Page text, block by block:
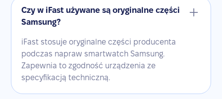
Czy w iFast używane są oryginalne części
Samsung?
iFast stosuje oryginalne części producenta
podczas napraw smartwatch Samsung.
Zapewnia to zgodność urządzenia ze
specyfikacją techniczną.